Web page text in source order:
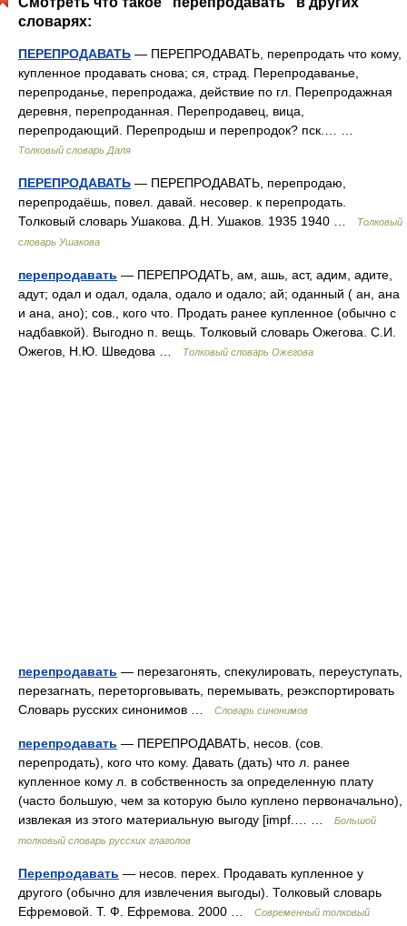
словарях:
ПЕРЕПРОДАВАТЬ — ПЕРЕПРОДАВАТЬ, перепродать что кому,
купленное продавать снова; ся, страд. Перепродаванье,
перепроданье, перепродажа, действие по гл. Перепродажная
деревня, перепроданная. Перепродавец, вица,
перепродающий. Перепродыш и перепродок? пск.… …
Толковый словарь Даля
ПЕРЕПРОДАВАТЬ — ПЕРЕПРОДАВАТЬ, перепродаю,
перепродаёшь, повел. давай. несовер. к перепродать.
Толковый словарь Ушакова. Д.Н. Ушаков. 1935 1940 …
Толковый
словарь Ушакова
перепродавать — ПЕРЕПРОДАТЬ, ам, ашь, аст, адим, адите,
адут; одал и одал, одала, одало и одало; ай; оданный ( ан, ана
и ана, ано); сов., кого что. Продать ранее купленное (обычно с
надбавкой). Выгодно п. вещь. Толковый словарь Ожегова. С.И.
Ожегов, Н.Ю. Шведова …
Толковый словарь Ожегова
перепродавать — перезагонять, спекулировать, переуступать,
перезагнать, переторговывать, перемывать, реэкспортировать
Словарь русских синонимов …
Словарь синонимов
перепродавать — ПЕРЕПРОДАВАТЬ, несов. (сов.
перепродать), кого что кому. Давать (дать) что л. ранее
купленное кому л. в собственность за определенную плату
(часто большую, чем за которую было куплено первоначально),
извлекая из этого материальную выгоду [impf.… …
Большой
толковый словарь русских глаголов
Перепродавать — несов. перех. Продавать купленное у
другого (обычно для извлечения выгоды). Толковый словарь
Ефремовой. Т. Ф. Ефремова. 2000 …
Современный толковый